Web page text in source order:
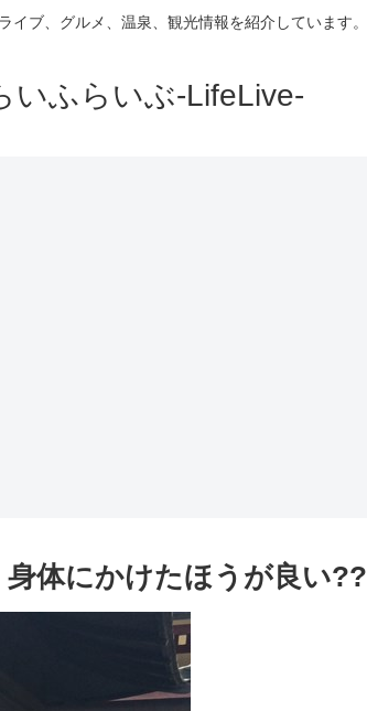
イブ、グルメ、温泉、観光情報を紹介しています。
いふらいぶ-LifeLive-
体にかけたほうが良い??